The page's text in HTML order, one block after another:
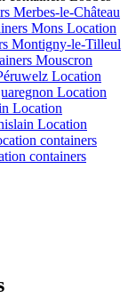
Merbes-le-Château
Mons Location
Montigny-le-Tilleul
Mouscron
Location
Location
Location
Location
containers
containers